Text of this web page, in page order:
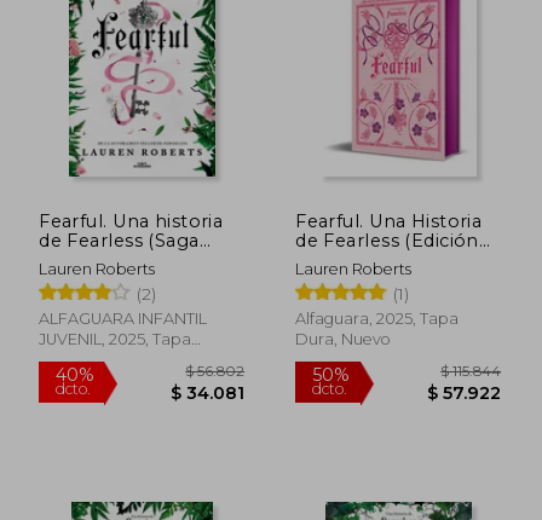
40%
dcto.
$ 90.767
$ 54.460
55%
dcto.
Fearful. Una historia
de Fearless (Saga
Powerless 3.5)
Lauren Roberts
(2)
ALFAGUARA INFANTIL
JUVENIL, 2025, Tapa
Blanda, Nuevo
Fearful. Una Historia
de Fearless (Edición
Especial Limitada)
(Saga Powerless 3. 5)
Lauren Roberts
(1)
Alfaguara, 2025, Tapa
Dura, Nuevo